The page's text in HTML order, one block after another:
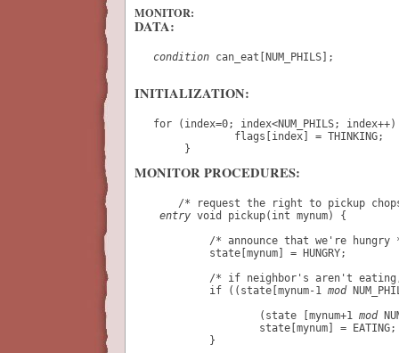
MONITOR:
DATA:
condition
INITIALIZATION:
for (index=0; index<NUM_PHILS; index++)
                flags[index] = THINKING;
        }
MONITOR PROCEDURES:
/* request the right to pickup
entry void pickup(int mynum) {
/* announce that we're hungry
            state[mynum] = HUNGRY;
/* if neighbor's aren't
            if ((state[mynum-1
mod
                    (state [mynum+1
mod
                    state[mynum] = EATING;
            }